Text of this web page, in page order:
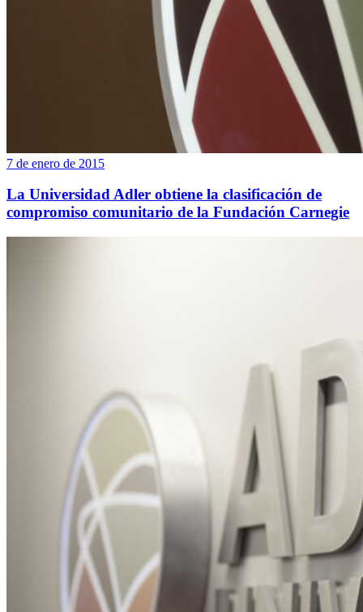
7 de enero de 2015
La Universidad Adler obtiene la clasificación de
compromiso comunitario de la Fundación Carnegie